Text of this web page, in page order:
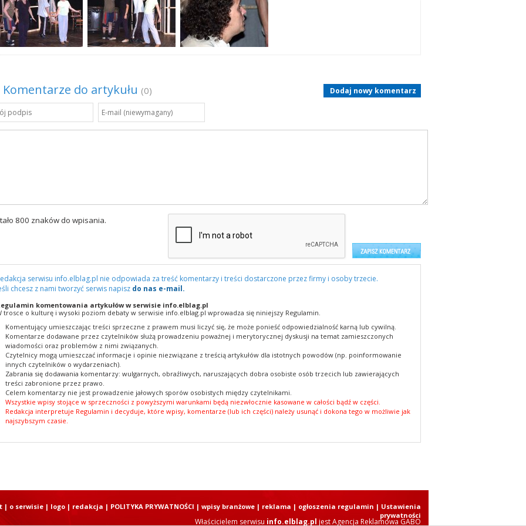
Komentarze do artykułu (0) Dodaj nowy komentarz
800 znaków do wpisania.
serwisu info.elblag.pl nie odpowiada za treść komentarzy i treści dostarczone przez firmy i osoby trzecie.
chcesz z nami tworzyć serwis napisz do nas e-mail.
komentowania artykułów w serwisie info.elblag.pl
trosce o kulturę i wysoki poziom debaty w serwisie info.elblag.pl wprowadza się niniejszy Regulamin.
Komentujący umieszczając treści sprzeczne z prawem musi liczyć się, że może ponieść odpowiedzialność karną lub cywilną.
Komentarze dodawane przez czytelników służą prowadzeniu poważnej i merytorycznej dyskusji na temat zamieszczonych
wiadomości oraz problemów z nimi związanych.
Czytelnicy mogą umieszczać informacje i opinie niezwiązane z treścią artykułów dla istotnych powodów (np. poinformowanie
innych czytelników o wydarzeniach).
Zabrania się dodawania komentarzy: wulgarnych, obraźliwych, naruszających dobra osobiste osób trzecich lub zawierających
treści zabronione przez prawo.
Celem komentarzy nie jest prowadzenie jałowych sporów osobistych między czytelnikami.
Wszystkie wpisy stojące w sprzeczności z powyższymi warunkami będą niezwłocznie kasowane w całości bądź w części.
Redakcja interpretuje Regulamin i decyduje, które wpisy, komentarze (lub ich części) należy usunąć i dokona tego w możliwie jak
najszybszym czasie.
Właścicielem serwisu info.elblag.pl jestAgencja Reklamowa GABO
| o serwisie| logo| redakcja | POLITYKA PRYWATNOŚCI | wpisy branżowe| reklama | ogłoszenia regulamin | Ustawienia
prywatności